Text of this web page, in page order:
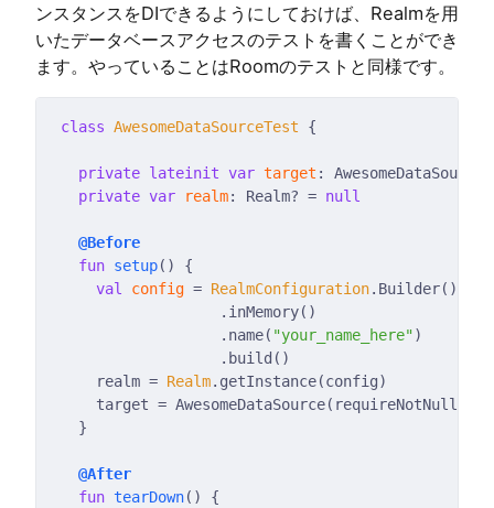
ンスタンスをDIできるようにしておけば、Realmを用
いたデータベースアクセスのテストを書くことができ
ます。やっていることはRoomのテストと同様です。
class AwesomeDataSourceTest
private lateinit var target
private var realm: Realm? = null
@Before
fun setup
val
config = RealmConfiguration
                  .name(
"your_name_here"
    realm =
Realm
@After
fun tearDown